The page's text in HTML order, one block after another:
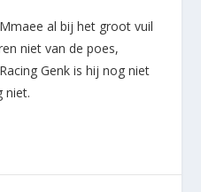
al bij het groot vuil
niet van de poes,
Genk is hij nog niet
niet.